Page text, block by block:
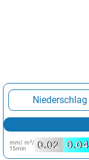
Niederschlag
mm/ m²/
15min
0.02 0.04